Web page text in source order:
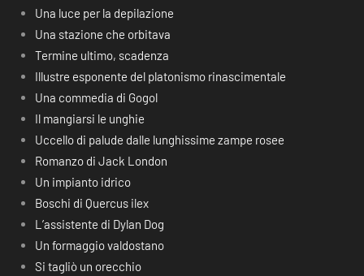
Una luce per la depilazione
Una stazione che orbitava
Termine ultimo, scadenza
Illustre esponente del platonismo rinascimentale
Una commedia di Gogol
Il mangiarsi le unghie
Uccello di palude dalle lunghissime zampe rosee
Romanzo di Jack London
Un impianto idrico
Boschi di Quercus ilex
L’assistente di Dylan Dog
Un formaggio valdostano
Si tagliò un orecchio